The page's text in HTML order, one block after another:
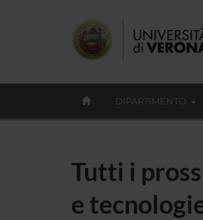
DIPARTIMENTO
Tutti i
e